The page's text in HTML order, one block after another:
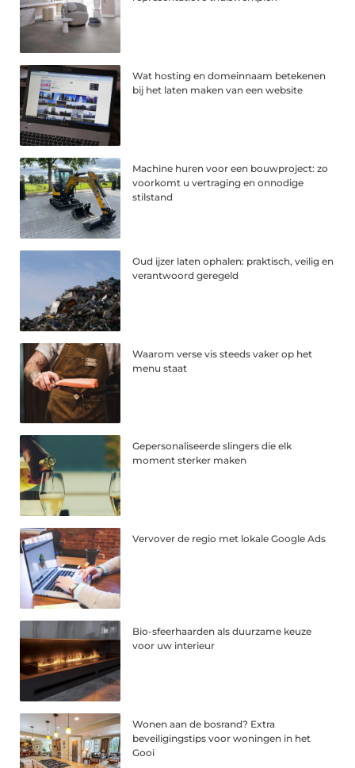
Wat hosting en domeinnaam betekenen
bij het laten maken van een website
Machine huren voor een bouwproject: zo
voorkomt u vertraging en onnodige
stilstand
Oud ijzer laten ophalen: praktisch, veilig en
verantwoord geregeld
Waarom verse vis steeds vaker op het
menu staat
Gepersonaliseerde slingers die elk
moment sterker maken
Vervover de regio met lokale Google Ads
Bio-sfeerhaarden als duurzame keuze
voor uw interieur
Wonen aan de bosrand? Extra
beveiligingstips voor woningen in het
Gooi